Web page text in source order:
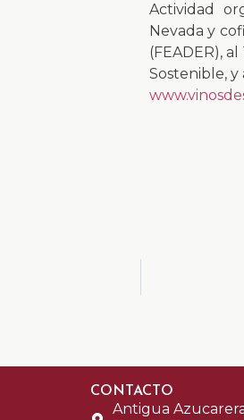
Actividad
Nevada y
(FEADER),
Sostenible, y
CONTACTO
Antigua